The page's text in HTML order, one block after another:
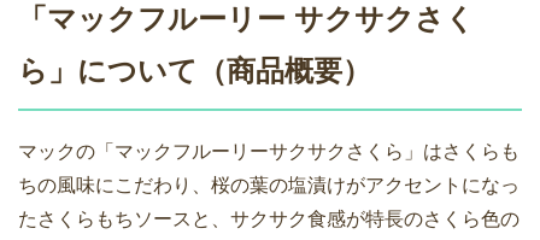
「マックフルーリー サクサクさく
ら」について（商品概要）
マックの「マックフルーリーサクサクさくら」はさくらも
ちの風味にこだわり、桜の葉の塩漬けがアクセントになっ
たさくらもちソースと、サクサク食感が特長のさくら色の